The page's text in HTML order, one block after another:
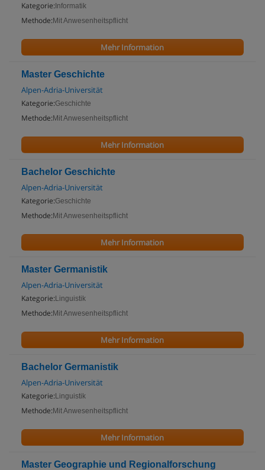
Kategorie: Informatik
Methode: Mit Anwesenheitspflicht
Mehr Information
Master Geschichte
Alpen-Adria-Universität
Kategorie:Geschichte
Methode: Mit Anwesenheitspflicht
Mehr Information
Bachelor Geschichte
Alpen-Adria-Universität
Kategorie:Geschichte
Methode: Mit Anwesenheitspflicht
Mehr Information
Master Germanistik
Alpen-Adria-Universität
Kategorie: Linguistik
Methode: Mit Anwesenheitspflicht
Mehr Information
Bachelor Germanistik
Alpen-Adria-Universität
Kategorie: Linguistik
Methode: Mit Anwesenheitspflicht
Mehr Information
Master Geographie und Regionalforschung